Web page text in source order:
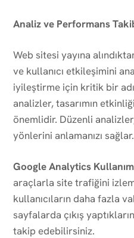
Analiz ve Performans
Web sitesi yayına
ve kullanıcı etkileşimini
iyileştirme için kritik bir
analizler, tasarımın
önemlidir. Düzenli
yönlerini anlamanızı sağlar.
Google Analytics
araçlarla site trafiğini
kullanıcıların daha fazla
sayfalarda çıkış
takip edebilirsiniz.